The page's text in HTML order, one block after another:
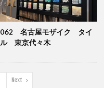
062 名古屋モザイク タイ
ル 東京代々木
Next